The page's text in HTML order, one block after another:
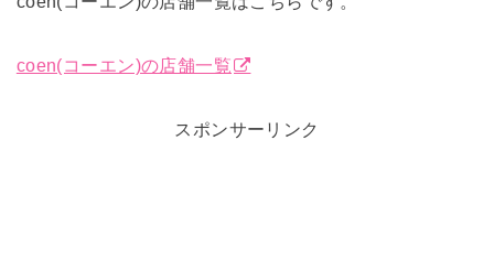
coen(コーエン)の店舗一覧
スポンサーリンク